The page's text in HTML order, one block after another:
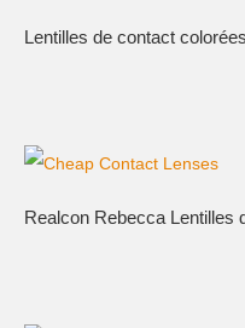
Lentilles de contact
Realcon Rebecca Lentilles